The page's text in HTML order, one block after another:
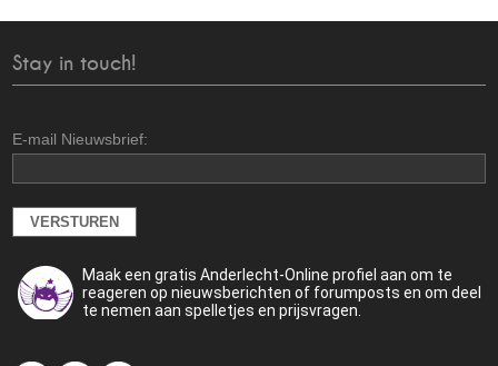
Stay in touch!
E-mail Nieuwsbrief:
Maak een gratis Anderlecht-Online profiel aan om te
reageren op nieuwsberichten of forumposts en om deel
te nemen aan spelletjes en prijsvragen.